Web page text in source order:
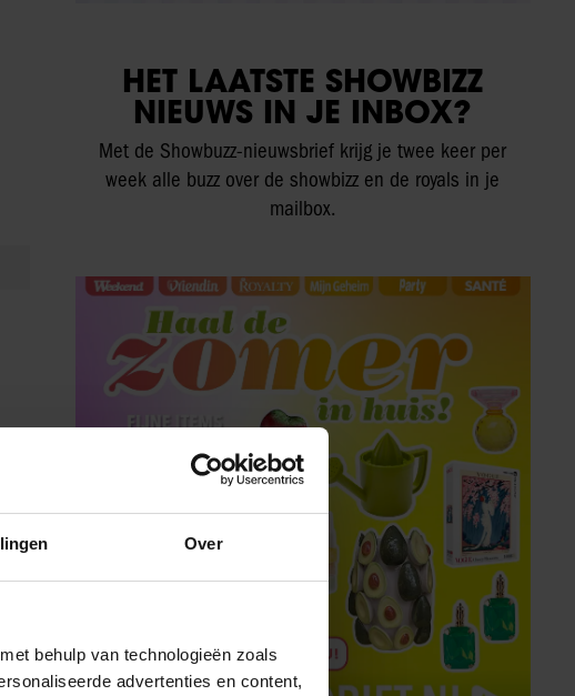
Over
behulp van technologieën zoals
advertenties en content,
HET LAATSTE SHOWBIZZ
NIEUWS IN JE INBOX?
Met de Showbuzz-nieuwsbrief krijg je twee keer per
week alle buzz over de showbizz en de royals in je
mailbox.